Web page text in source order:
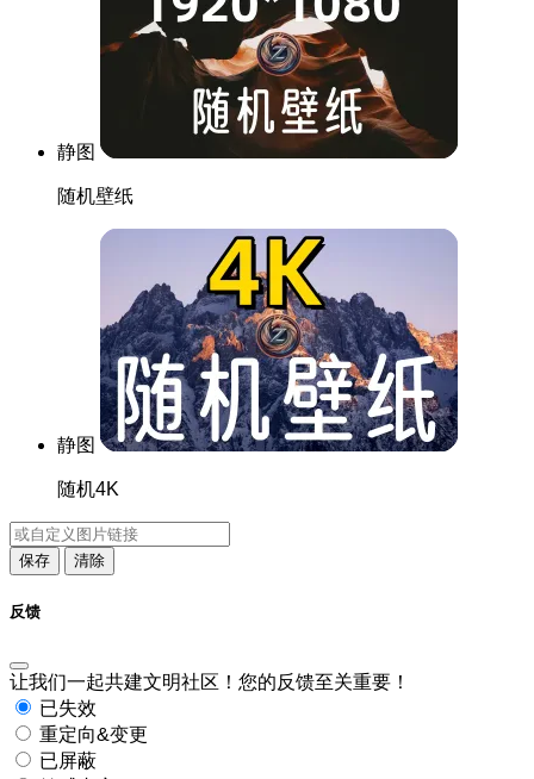
静图
随机壁纸
静图
随机4K
保存 清除
反馈
让我们一起共建文明社区！您的反馈至关重要！
已失效
重定向&变更
已屏蔽